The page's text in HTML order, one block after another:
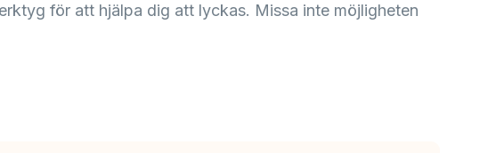
för att hjälpa dig att lyckas. Missa inte möjligheten